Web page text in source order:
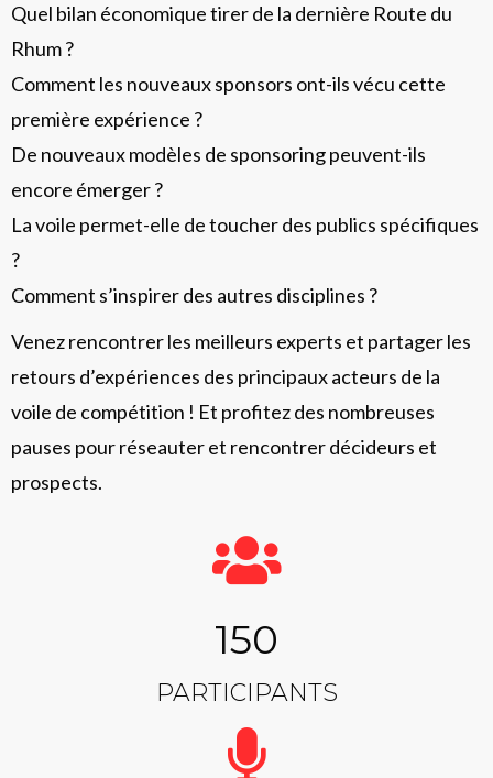
Quel bilan économique tirer de la dernière Route du
Rhum ?
Comment les nouveaux sponsors ont-ils vécu cette
première expérience ?
De nouveaux modèles de sponsoring peuvent-ils
encore émerger ?
La voile permet-elle de toucher des publics spécifiques
?
Comment s’inspirer des autres disciplines ?
Venez rencontrer les meilleurs experts et partager les
retours d’expériences des principaux acteurs de la
voile de compétition ! Et profitez des nombreuses
pauses pour réseauter et rencontrer décideurs et
prospects.
150
PARTICIPANTS